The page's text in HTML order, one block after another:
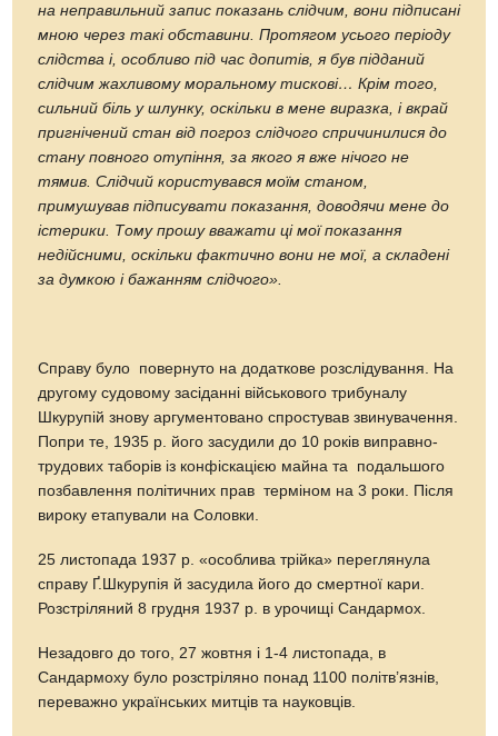
на неправильний запис показань слідчим, вони підписані
мною через такі обставини. Протягом усього періоду
слідства і, особливо під час допитів, я був підданий
слідчим жахливому моральному тискові… Крім того,
сильний біль у шлунку, оскільки в мене виразка, і вкрай
пригнічений стан від погроз слідчого спричинилися до
стану повного отупіння, за якого я вже нічого не
тямив. Слідчий користувався моїм станом,
примушував підписувати показання, доводячи мене до
істерики. Тому прошу вважати ці мої показання
недійсними, оскільки фактично вони не мої, а складені
за думкою і бажанням слідчого».
Справу було повернуто на додаткове розслідування. На
другому судовому засіданні військового трибуналу
Шкурупій знову аргументовано спростував звинувачення.
Попри те, 1935 р. його засудили до 10 років виправно-
трудових таборів із конфіскацією майна та подальшого
позбавлення політичних прав терміном на 3 роки. Після
вироку етапували на Соловки.
25 листопада 1937 р. «особлива трійка» переглянула
справу Ґ.Шкурупія й засудила його до смертної кари.
Розстріляний 8 грудня 1937 р. в урочищі Сандармох.
Незадовго до того, 27 жовтня і 1-4 листопада, в
Сандармоху було розстріляно понад 1100 політв’язнів,
переважно українських митців та науковців.